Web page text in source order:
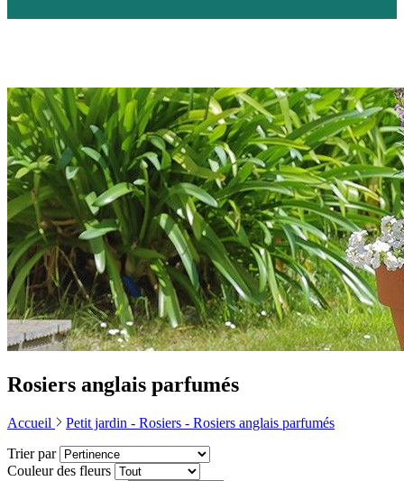
Rosiers anglais parfumés
Accueil Petit jardin - Rosiers - Rosiers anglais parfumés
Trier par
Couleur des fleurs